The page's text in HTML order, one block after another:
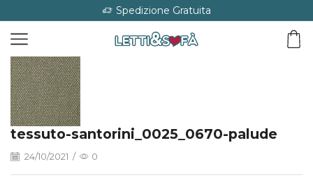
Spedizione Gratuita
tessuto-santorini_0025_0670-palude
24/10/2021 / 0